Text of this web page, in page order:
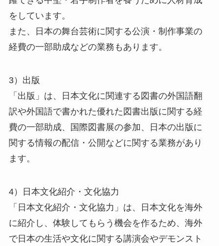
をしています。
また、日本の舞台芸術に関する公演・制作事業の
経費の一部助成などの業務もあります。
3）出版
「出版」は、日本文化に関連する図書の外国語翻
訳や外国語で書かれた優れた図書出版に関する経
費の一部助成、国際図書展の参加、日本の出版に
関する情報の配信・公開などに関する業務があり
ます。
4）日本文化紹介・文化協力
「日本文化紹介・文化協力」は、日本文化を海外
に紹介し、体験してもらう機会を作るため、海外
で日本の生活や文化に関する講演会やデモンスト